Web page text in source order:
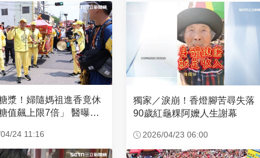
漿！婦隨媽祖進香竟休
飆上限7倍」 醫曝原
24 11:16
獨家／淚崩！香燈腳苦尋失落
90歲紅龜粿阿嬤人生謝幕
2026/04/23 06:00